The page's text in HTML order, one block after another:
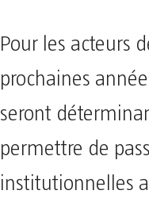
Pour les acteurs
prochaines
seront
permettre de
institutionnelles